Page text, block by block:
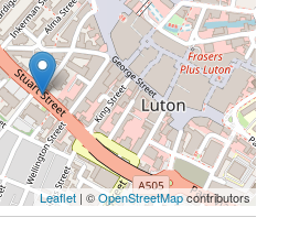
Leaflet | ©OpenStreetMapcontributors